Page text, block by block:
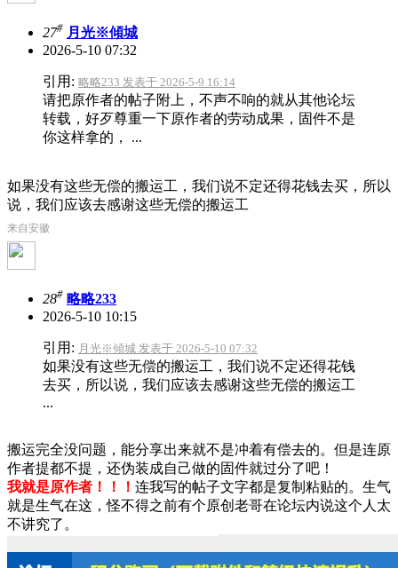
27# 月光※傾城
2026-5-10 07:32
引用: 略略233 发表于 2026-5-9 16:14
请把原作者的帖子附上，不声不响的就从其他论坛
转载，好歹尊重一下原作者的劳动成果，固件不是
你这样拿的， ...
如果没有这些无偿的搬运工，我们说不定还得花钱去买，所以
说，我们应该去感谢这些无偿的搬运工
来自安徽
28# 略略233
2026-5-10 10:15
引用: 月光※傾城 发表于 2026-5-10 07:32
如果没有这些无偿的搬运工，我们说不定还得花钱
去买，所以说，我们应该去感谢这些无偿的搬运工
...
搬运完全没问题，能分享出来就不是冲着有偿去的。但是连原
作者提都不提，还伪装成自己做的固件就过分了吧！
我就是原作者！！！ 连我写的帖子文字都是复制粘贴的。生气
就是生气在这，怪不得之前有个原创老哥在论坛内说这个人太
不讲究了。